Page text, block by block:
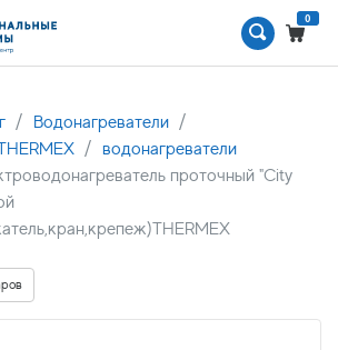
0
Водонагреватели
водонагреватели
проточный "City